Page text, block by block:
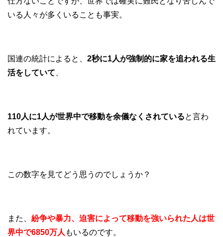
いる人々が多くいることも事実。
国連の統計によると、 2秒に1人が強制的に家を追われる生
活をしていて
110人に1人が世界中で移動を余儀なくされていると言わ
れています。
この数字を見てどう思うのでしょうか？
また、 紛争や暴力、迫害によって移動を強いられた人は世
界中で6850万人 もいるのです。